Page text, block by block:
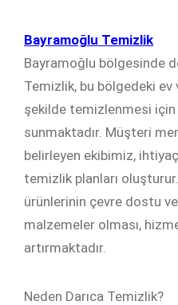
Bayramoğlu Temizlik
Bayramoğlu bölgesinde
Temizlik, bu bölgedeki
şekilde temizlenmesi
sunmaktadır. Müşteri
belirleyen ekibimiz,
temizlik planları
ürünlerinin çevre dostu
malzemeler olması,
artırmaktadır.
Neden Darıca Temizlik?